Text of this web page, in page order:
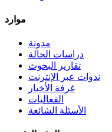
موارد
مدونة
دراسات الحالة
تقارير البحوث
ندوات عبر الإنترنت
غرفة الأخبار
الفعاليات
الأسئلة الشائعة